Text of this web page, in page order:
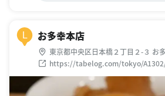
L お多幸本店
東京都中央区日本橋２丁目２-３ お
https://tabelog.com/tokyo/